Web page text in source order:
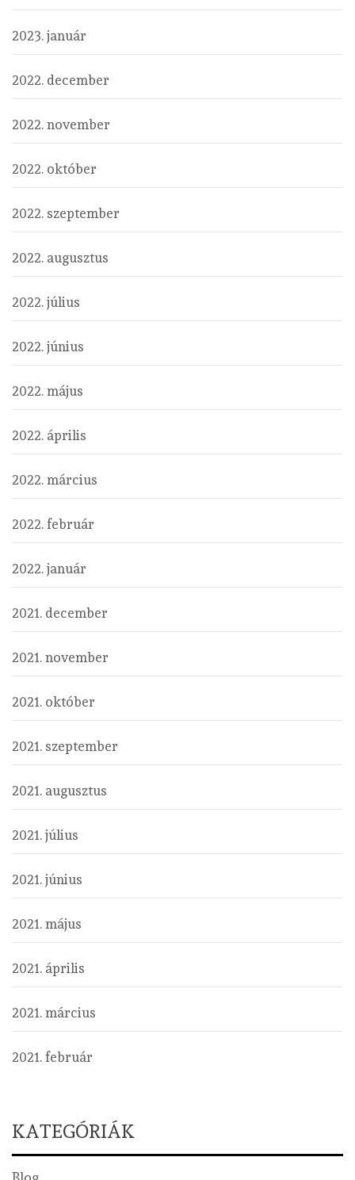
2023. január
2022. december
2022. november
2022. október
2022. szeptember
2022. augusztus
2022. július
2022. június
2022. május
2022. április
2022. március
2022. február
2022. január
2021. december
2021. november
2021. október
2021. szeptember
2021. augusztus
2021. július
2021. június
2021. május
2021. április
2021. március
2021. február
KATEGÓRIÁK